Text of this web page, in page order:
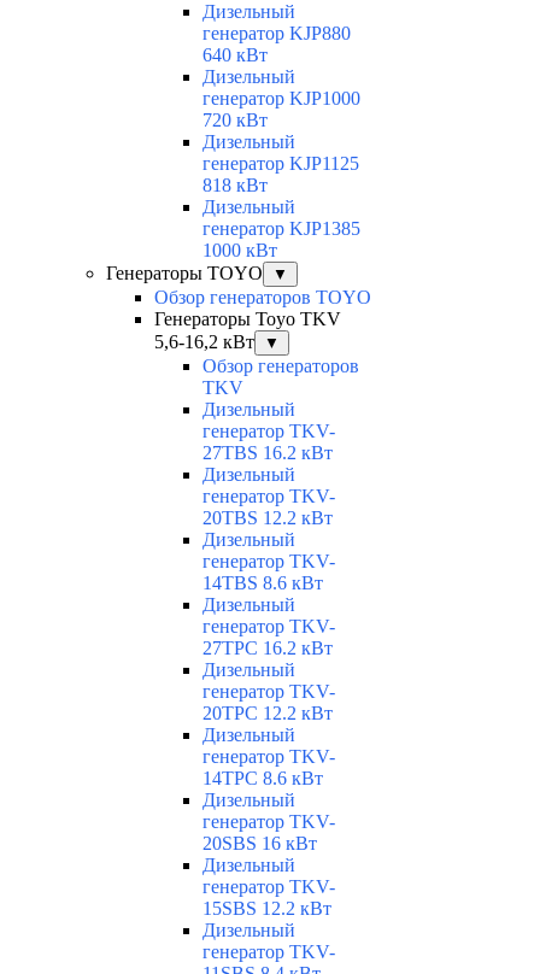
Дизельный
генератор KJP880
640 кВт
Дизельный
генератор KJP1000
720 кВт
Дизельный
генератор KJP1125
818 кВт
Дизельный
генератор KJP1385
1000 кВт
Генераторы TOYO
▼
Обзор генераторов TOYO
Генераторы Toyo TKV
5,6-16,2 кВт
▼
Обзор генераторов
TKV
Дизельный
генератор TKV-
27TBS 16.2 кВт
Дизельный
генератор TKV-
20TBS 12.2 кВт
Дизельный
генератор TKV-
14TBS 8.6 кВт
Дизельный
генератор TKV-
27TPC 16.2 кВт
Дизельный
генератор TKV-
20TPC 12.2 кВт
Дизельный
генератор TKV-
14TPC 8.6 кВт
Дизельный
генератор TKV-
20SBS 16 кВт
Дизельный
генератор TKV-
15SBS 12.2 кВт
Дизельный
генератор TKV-